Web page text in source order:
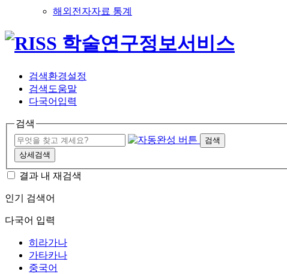
해외전자자료 통계
검색환경설정
검색도움말
다국어입력
검색
검색
상세검색
결과 내 재검색
인기 검색어
다국어 입력
히라가나
가타카나
중국어